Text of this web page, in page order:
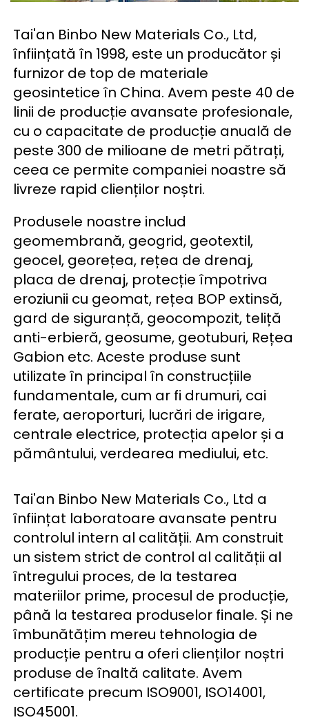
Tai'an Binbo New Materials Co., Ltd,
înființată în 1998, este un producător și
furnizor de top de materiale
geosintetice în China. Avem peste 40 de
linii de producție avansate profesionale,
cu o capacitate de producție anuală de
peste 300 de milioane de metri pătrați,
ceea ce permite companiei noastre să
livreze rapid clienților noștri.
Produsele noastre includ
geomembrană, geogrid, geotextil,
geocel, georețea, rețea de drenaj,
placa de drenaj, protecție împotriva
eroziunii cu geomat, rețea BOP extinsă,
gard de siguranță, geocompozit, teliță
anti-erbieră, geosume, geotuburi, Rețea
Gabion etc. Aceste produse sunt
utilizate în principal în construcțiile
fundamentale, cum ar fi drumuri, cai
ferate, aeroporturi, lucrări de irigare,
centrale electrice, protecția apelor și a
pământului, verdearea mediului, etc.
Tai'an Binbo New Materials Co., Ltd a
înființat laboratoare avansate pentru
controlul intern al calității. Am construit
un sistem strict de control al calității al
întregului proces, de la testarea
materiilor prime, procesul de producție,
până la testarea produselor finale. Și ne
îmbunătățim mereu tehnologia de
producție pentru a oferi clienților noștri
produse de înaltă calitate. Avem
certificate precum ISO9001, ISO14001,
ISO45001.